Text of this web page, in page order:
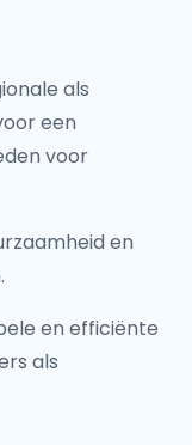
als
een
voor
en
en efficiënte
als